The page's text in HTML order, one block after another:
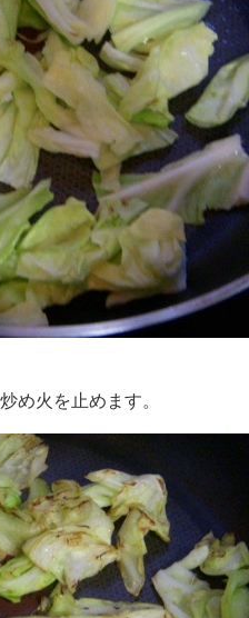
め火を止めます。